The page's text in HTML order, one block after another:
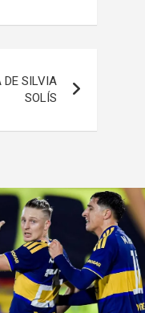
DE SILVIA
SOLÍS